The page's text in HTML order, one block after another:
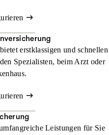
erstklassigen und schnellen
Spezialisten, beim Arzt oder
Leistungen für Sie